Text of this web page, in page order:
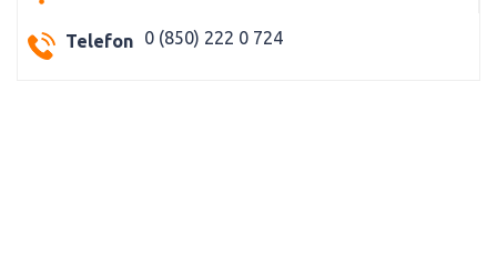
Telefon 0 (850) 222 0 724